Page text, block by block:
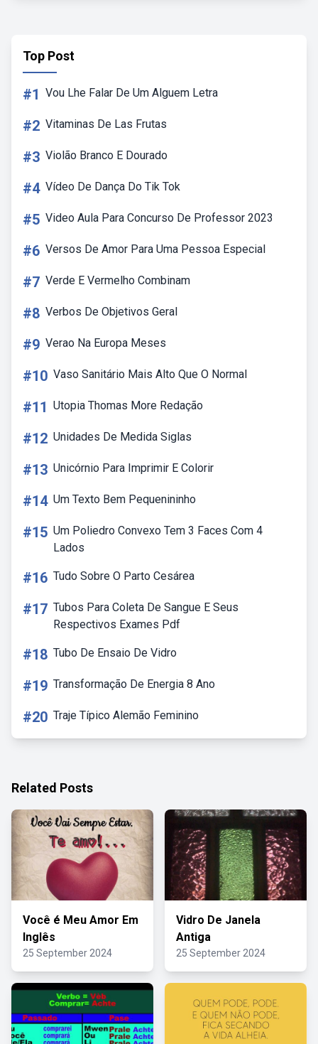
Top Post
#1 Vou Lhe Falar De Um Alguem Letra
#2 Vitaminas De Las Frutas
#3 Violão Branco E Dourado
#4 Vídeo De Dança Do Tik Tok
#5 Video Aula Para Concurso De Professor 2023
#6 Versos De Amor Para Uma Pessoa Especial
#7 Verde E Vermelho Combinam
#8 Verbos De Objetivos Geral
#9 Verao Na Europa Meses
#10 Vaso Sanitário Mais Alto Que O Normal
#11 Utopia Thomas More Redação
#12 Unidades De Medida Siglas
#13 Unicórnio Para Imprimir E Colorir
#14 Um Texto Bem Pequenininho
#15 Um Poliedro Convexo Tem 3 Faces Com 4
Lados
#16 Tudo Sobre O Parto Cesárea
#17 Tubos Para Coleta De Sangue E Seus
Respectivos Exames Pdf
#18 Tubo De Ensaio De Vidro
#19 Transformação De Energia 8 Ano
#20 Traje Típico Alemão Feminino
Related Posts
Você é Meu Amor Em
Inglês
25 September 2024
Vidro De Janela
Antiga
25 September 2024